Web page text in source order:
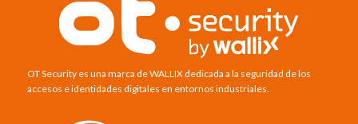
OT Security es una marca de WALLIX dedicada a la seguridad de los
accesos e identidades digitales en entornos industriales.